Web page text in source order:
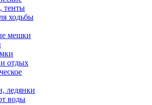
тенты
ходьбы
мешки
отдых
ледянки
воды